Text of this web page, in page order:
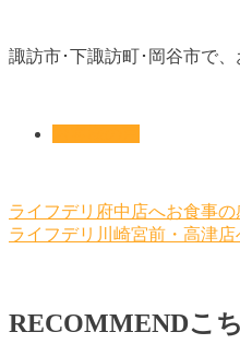
諏訪市･下諏訪町･岡谷市で
ライフデリ府中店へお食事の
ライフデリ川崎宮前・高津
RECOMMENDこ